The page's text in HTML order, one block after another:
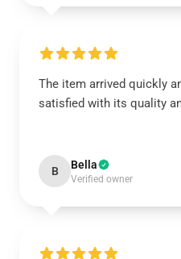
The item arrived quickly
satisfied with its quality
B Bella
Verified owner